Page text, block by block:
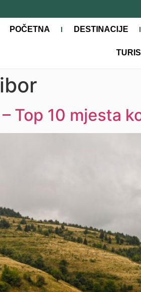
POČETNA DESTINACIJE
Top 10 mjesta